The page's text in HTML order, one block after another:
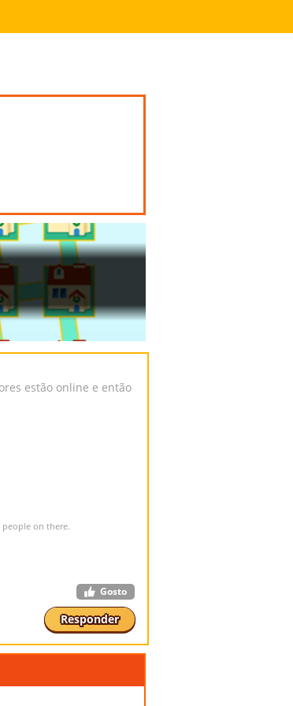
estão online e então
on there.
Gosto
Responder